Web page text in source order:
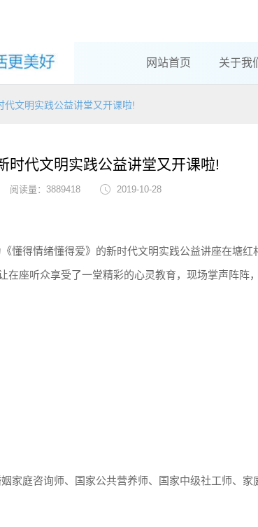
网站首页 关于我们
代文明实践公益讲堂又开课啦!
时代文明实践公益讲堂又开课啦!
阅读量：3889418 2019-10-28
得情绪懂得爱》的新时代文明实践公益讲座在塘红
在座听众享受了一堂精彩的心灵教育，现场掌声阵
家庭咨询师、国家公共营养师、国家中级社工师、家